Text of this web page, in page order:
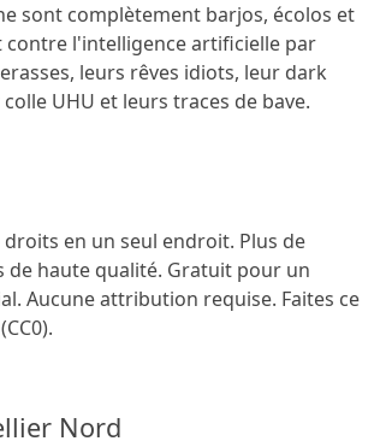
sont complètement barjos, écolos et
l'intelligence artificielle par
leurs rêves idiots, leur dark
UHU et leurs traces de bave.
en un seul endroit. Plus de
de haute qualité. Gratuit pour un
Aucune attribution requise. Faites ce
Nord